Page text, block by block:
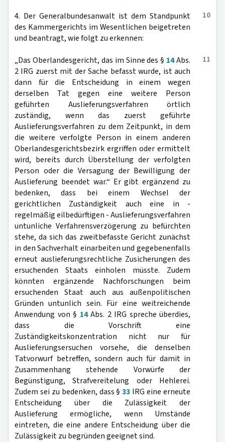
10
4. Der Generalbundesanwalt ist dem Standpunkt
des Kammergerichts im Wesentlichen beigetreten
und beantragt, wie folgt zu erkennen:
11
„Das Oberlandesgericht, das im Sinne des § 14Abs.
2 IRG zuerst mit der Sache befasst wurde, ist auch
dann für die Entscheidung in einem wegen
derselben Tat gegen eine weitere Person
geführten Auslieferungsverfahren örtlich
zuständig, wenn das zuerst geführte
Auslieferungsverfahren zu dem Zeitpunkt, in dem
die weitere verfolgte Person in einem anderen
Oberlandesgerichtsbezirk ergriffen oder ermittelt
wird, bereits durch Überstellung der verfolgten
Person oder die Versagung der Bewilligung der
Auslieferung beendet war.“ Er gibt ergänzend zu
bedenken, dass bei einem Wechsel der
gerichtlichen Zuständigkeit auch eine in -
regelmäßig eilbedürftigen - Auslieferungsverfahren
untunliche Verfahrensverzögerung zu befürchten
stehe, da sich das zweitbefasste Gericht zunächst
in den Sachverhalt einarbeiten und gegebenenfalls
erneut auslieferungsrechtliche Zusicherungen des
ersuchenden Staats einholen müsste. Zudem
könnten ergänzende Nachforschungen beim
ersuchenden Staat auch aus außenpolitischen
Gründen untunlich sein. Für eine weitreichende
Anwendung von § 14Abs. 2 IRG spreche überdies,
dass die Vorschrift eine
Zuständigkeitskonzentration nicht nur für
Auslieferungsersuchen vorsehe, die denselben
Tatvorwurf betreffen, sondern auch für damit in
Zusammenhang stehende Vorwürfe der
Begünstigung, Strafvereitelung oder Hehlerei.
Zudem sei zu bedenken, dass §33 IRG eine erneute
Entscheidung über die Zulässigkeit der
Auslieferung ermögliche, wenn Umstände
eintreten, die eine andere Entscheidung über die
Zulässigkeit zu begründen geeignet sind.